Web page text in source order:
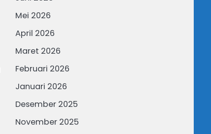
Mei 2026
April 2026
Maret 2026
Februari 2026
Januari 2026
Desember 2025
November 2025